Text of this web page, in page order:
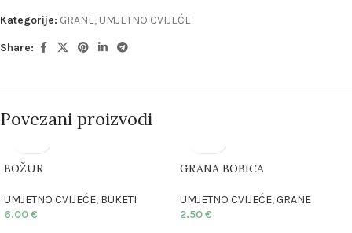
Kategorije: GRANE, UMJETNO CVIJEĆE
Share:
Povezani proizvodi
BOŽUR
UMJETNO CVIJEĆE, BUKETI
6.00€
GRANA BOBICA
UMJETNO CVIJEĆE,GRANE
2.50€